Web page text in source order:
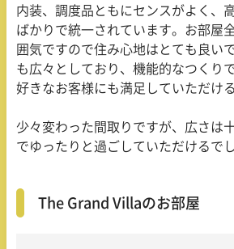
内装、調度品ともにセンスがよく、
ばかりで統一されています。お部屋
囲気ですので住み心地はとても良い
も広々としており、機能的なつくり
好きなお客様にも満足していただけ
少々変わった間取りですが、広さは
でゆったりと過ごしていただけるでし
The Grand Villaのお部屋